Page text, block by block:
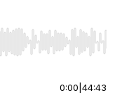
Home/End to jump
0:00 44:43